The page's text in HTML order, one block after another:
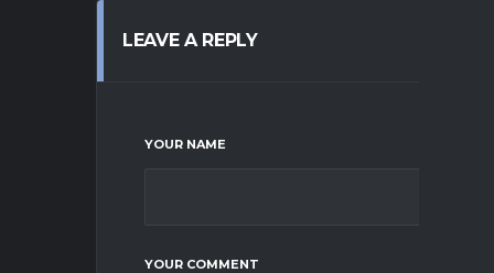
LEAVE A REPLY
YOUR NAME
YOUR COMMENT